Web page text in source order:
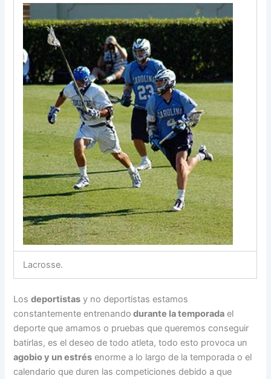
Lacrosse.
Losdeportistas y no deportistas estamos
constantemente entrenando durante la temporada el
deporte que amamos o pruebas que queremos conseguir
batirlas, es el deseo de todo atleta, todo esto provoca un
agobio y un estrés enorme a lo largo de la temporada o el
calendario que duren las competiciones debido a que